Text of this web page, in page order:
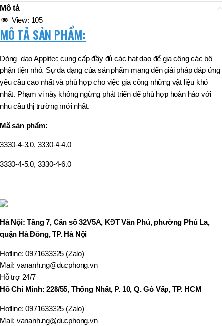
Mô tả
View: 105
MÔ TẢ SẢN PHẨM:
Dòng dao Applitec cung cấp đầy đủ các hạt dao để gia công các bộ
phận tiện nhỏ. Sự đa dạng của sản phẩm mang đến giải pháp đáp ứng
yêu cầu cao nhất và phù hợp cho việc gia công những vật liệu khó
nhất. Phạm vi này không ngừng phát triển để phù hợp hoàn hảo với
nhu cầu thị trường mới nhất.
Mã sản phẩm:
3330-4-3.0, 3330-4-4.0
3330-4-5.0, 3330-4-6.0
Hà Nội: Tầng 7, Căn số 32V5A, KĐT Văn Phú, phường Phú La,
quận Hà Đông, TP. Hà Nội
Hotline: 0971633325 (Zalo)
Mail: vananh.ng@ducphong.vn
Hỗ trợ 24/7
Hồ Chí Minh: 228/55, Thống Nhất, P. 10, Q. Gò Vấp, TP. HCM
Hotline: 0971633325 (Zalo)
Mail: vananh.ng@ducphong.vn